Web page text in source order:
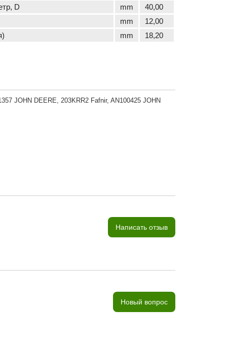
D
mm
40,00
mm
12,00
mm 18,20
JOHN DEERE, 203KRR2 Fafnir, AN100425 JOHN
Написать отзыв
Новый вопрос